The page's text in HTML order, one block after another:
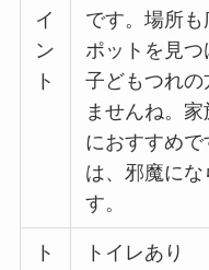
イ
ン
ト
です。場所
ポットを見つ
子どもつれ
ませんね。
におすすめ
は、邪魔に
す。
ト
トイレあり